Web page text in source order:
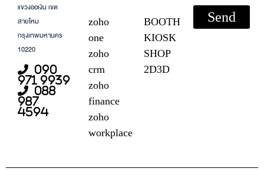
แขวงออเงิน เขต
สายไหม
กรุงเทพมหานคร
10220
090
971 9939
088
987
4594
zoho
one
zoho
crm
zoho
finance
zoho
workplace
BOOTH
KIOSK
SHOP
2D3D
Send